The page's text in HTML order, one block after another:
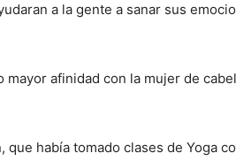
a la gente a sanar sus
mayor afinidad con la mujer de
había tomado clases de Yoga